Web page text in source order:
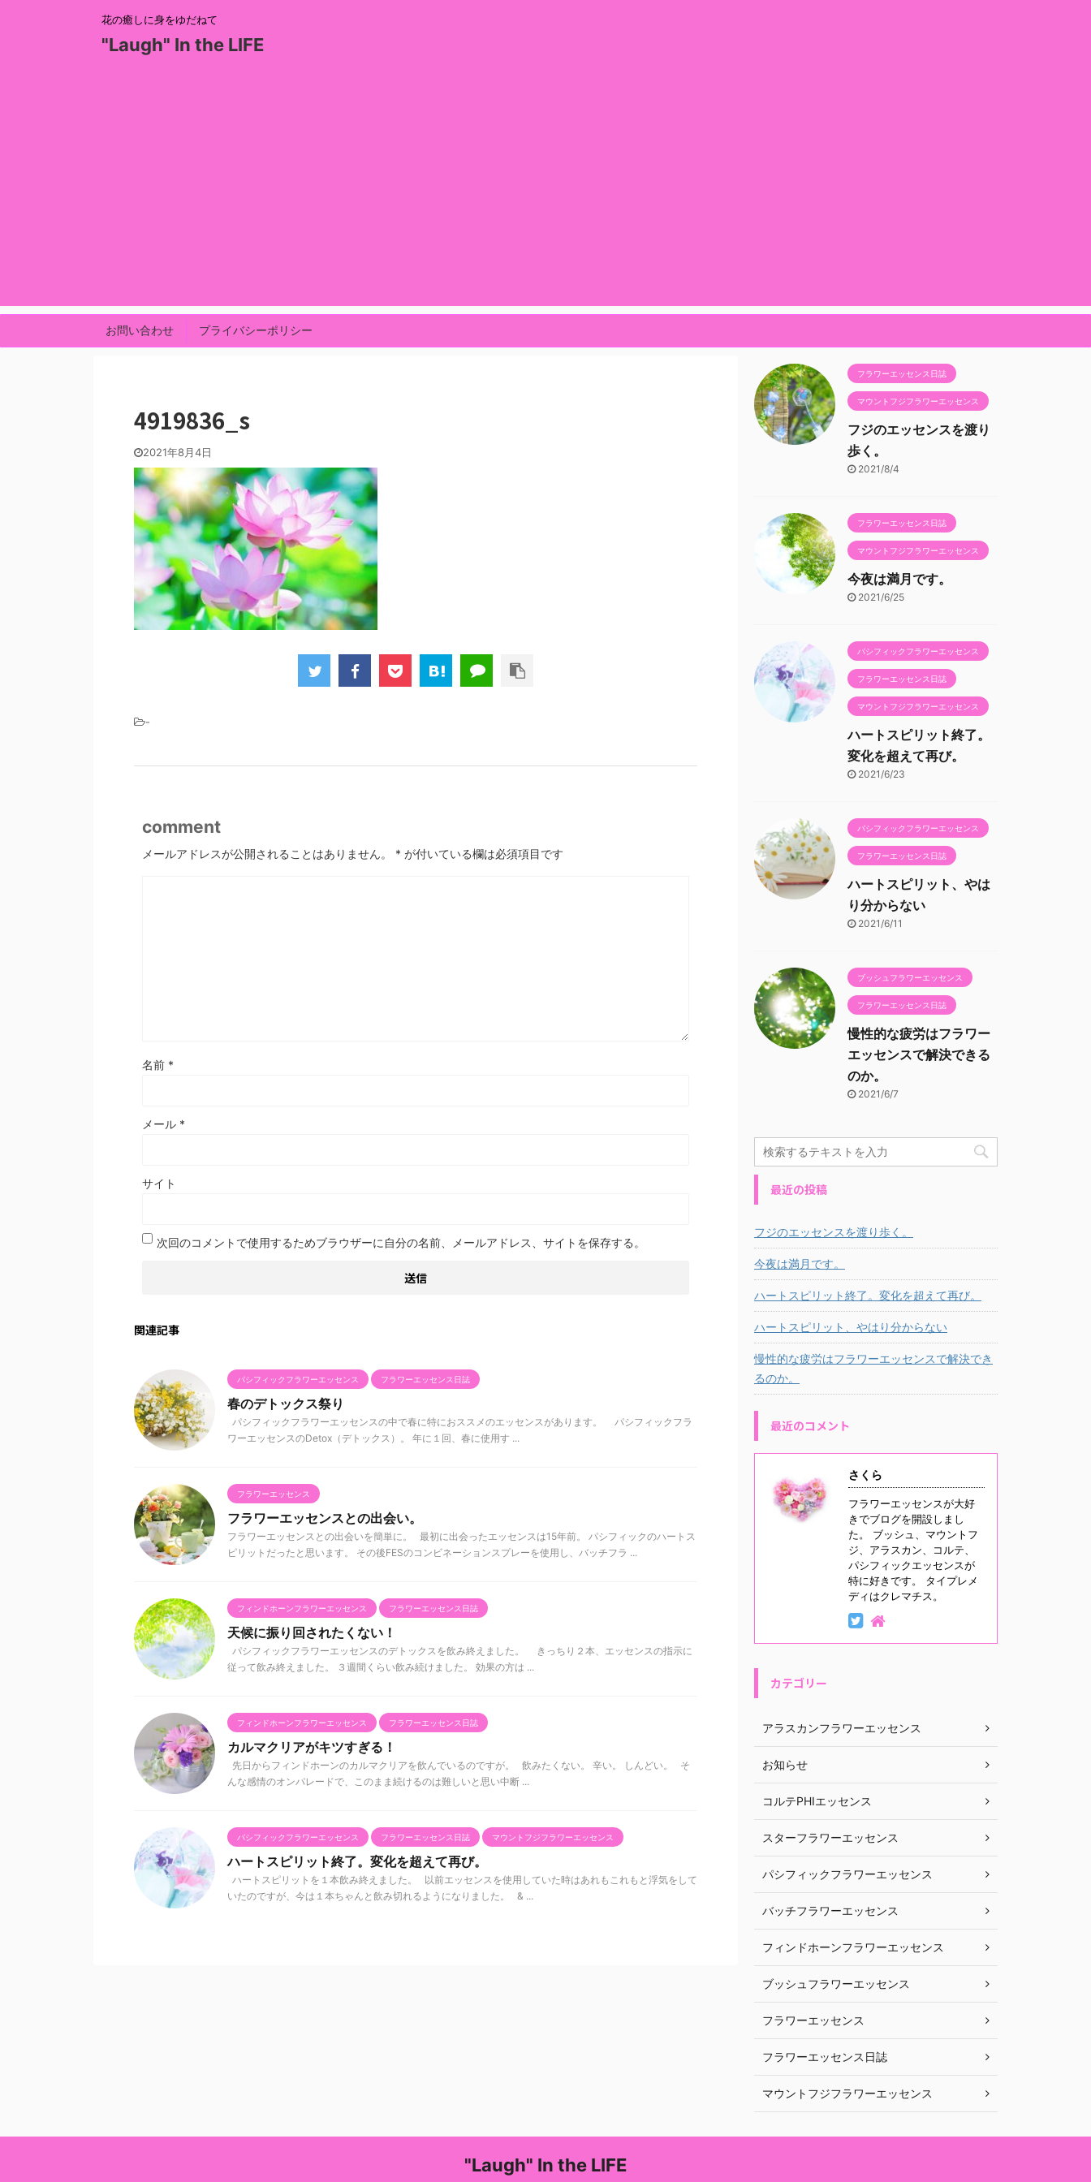
花の癒しに身をゆだねて
"Laugh" In the LIFE
お問い合わせ プライバシーポリシー
4919836_s
2021年8月4日
-
comment
メールアドレスが公開されることはありません。 * が付いている欄は必須項目です
名前 *
メール *
サイト
次回のコメントで使用するためブラウザーに自分の名前、メールアドレス、サイトを保存する。
関連記事
パシフィックフラワーエッセンス フラワーエッセンス日誌
春のデトックス祭り
パシフィックフラワーエッセンスの中で春に特におススメのエッセンスがあります。 パシフィックフラ
ワーエッセンスのDetox（デトックス）。 年に１回、春に使用す ...
フラワーエッセンス
フラワーエッセンスとの出会い。
フラワーエッセンスとの出会いを簡単に。 最初に出会ったエッセンスは15年前。 パシフィックのハートス
ピリットだったと思います。 その後FESのコンビネーションスプレーを使用し、バッチフラ ...
フィンドホーンフラワーエッセンス フラワーエッセンス日誌
天候に振り回されたくない！
パシフィックフラワーエッセンスのデトックスを飲み終えました。 きっちり２本、エッセンスの指示に
従って飲み終えました。 ３週間くらい飲み続けました。 効果の方は ...
フィンドホーンフラワーエッセンス フラワーエッセンス日誌
カルマクリアがキツすぎる！
先日からフィンドホーンのカルマクリアを飲んでいるのですが。 飲みたくない。 辛い。 しんどい。 そ
んな感情のオンパレードで、このまま続けるのは難しいと思い中断 ...
パシフィックフラワーエッセンス フラワーエッセンス日誌 マウントフジフラワーエッセンス
ハートスピリット終了。変化を超えて再び。
ハートスピリットを１本飲み終えました。 以前エッセンスを使用していた時はあれもこれもと浮気をして
いたのですが、今は１本ちゃんと飲み切れるようになりました。 & ...
フラワーエッセンス日誌
マウントフジフラワーエッセンス
フジのエッセンスを渡り
歩く。
2021/8/4
フラワーエッセンス日誌
マウントフジフラワーエッセンス
今夜は満月です。
2021/6/25
パシフィックフラワーエッセンス
フラワーエッセンス日誌
マウントフジフラワーエッセンス
ハートスピリット終了。
変化を超えて再び。
2021/6/23
パシフィックフラワーエッセンス
フラワーエッセンス日誌
ハートスピリット、やは
り分からない
2021/6/11
ブッシュフラワーエッセンス
フラワーエッセンス日誌
慢性的な疲労はフラワー
エッセンスで解決できる
のか。
2021/6/7
最近の投稿
フジのエッセンスを渡り歩く。
今夜は満月です。
ハートスピリット終了。変化を超えて再び。
ハートスピリット、やはり分からない
慢性的な疲労はフラワーエッセンスで解決でき
るのか。
最近のコメント
さくら
フラワーエッセンスが大好
きでブログを開設しまし
た。 ブッシュ、マウントフ
ジ、アラスカン、コルテ、
パシフィックエッセンスが
特に好きです。 タイプレメ
ディはクレマチス。
カテゴリー
アラスカンフラワーエッセンス
お知らせ
コルテPHIエッセンス
スターフラワーエッセンス
パシフィックフラワーエッセンス
バッチフラワーエッセンス
フィンドホーンフラワーエッセンス
ブッシュフラワーエッセンス
フラワーエッセンス
フラワーエッセンス日誌
マウントフジフラワーエッセンス
"Laugh" In the LIFE